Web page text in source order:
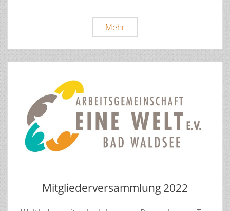
MehrMitgliederversammlung
2023
Einladung
Mitgliederversammlung 2022